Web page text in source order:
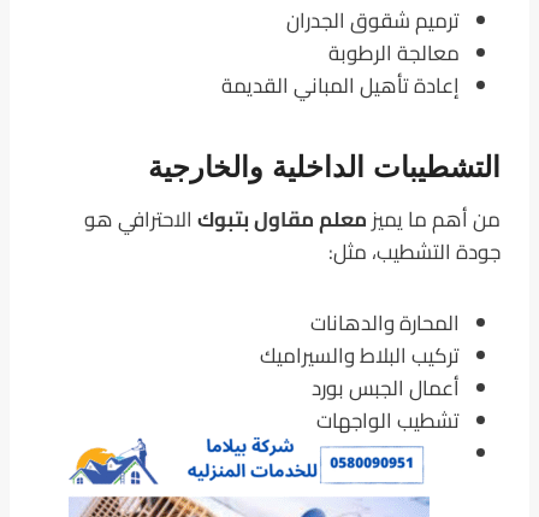
ترميم شقوق الجدران
معالجة الرطوبة
إعادة تأهيل المباني القديمة
التشطيبات الداخلية والخارجية
من أهم ما يميزمعلم مقاول بتبوكالاحترافي هو
جودة التشطيب، مثل:
المحارة والدهانات
تركيب البلاط والسيراميك
أعمال الجبس بورد
تشطيب الواجهات